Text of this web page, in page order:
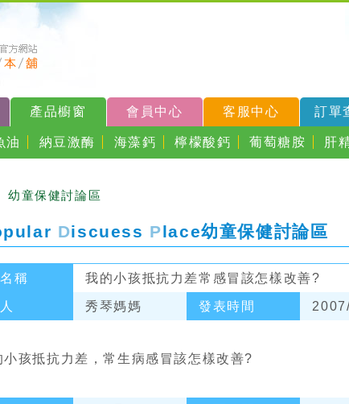
產品櫥窗 會員中心 客服中心 訂單
油 納豆激酶 海藻鈣 檸檬酸鈣 葡萄糖胺 肝
幼童保健討論區
Discuess Place幼童保健討論區
稱 我的小孩抵抗力差常感冒該怎樣改善?
秀琴媽媽 發表時間
小孩抵抗力差，常生病感冒該怎樣改善?